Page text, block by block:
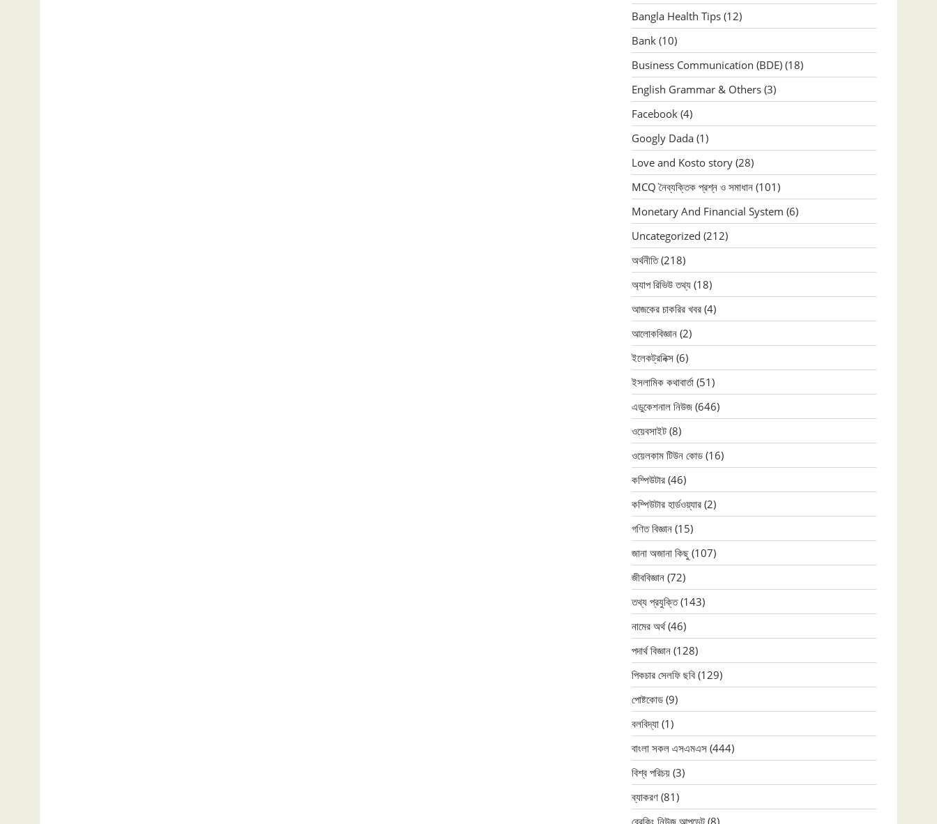
Bangla Health Tips (12)
Bank (10)
Business Communication (BDE) (18)
English Grammar & Others (3)
Facebook (4)
Googly Dada (1)
Love and Kosto story (28)
MCQ নৈব্যক্তিক প্রশ্ন ও সমাধান (101)
Monetary And Financial System (6)
Uncategorized (212)
অর্থনীতি(218)
অ্যাপ রিভিউ তথ্য (18)
আজকের চাকরির খবর (4)
আলোকবিজ্ঞান (2)
ইলেকট্রনিক্স (6)
ইসলামিক কথাবার্তা (51)
এডুকেশনাল নিউজ (646)
ওয়েবসাইট (8)
ওয়েলকাম টিউন কোড (16)
কম্পিউটার (46)
কম্পিউটার হার্ডওয়্যার (2)
গণিত বিজ্ঞান (15)
জানা অজানা কিছু (107)
জীববিজ্ঞান (72)
তথ্য প্রযুক্তি(143)
নামের অর্থ(46)
পদার্থ বিজ্ঞান (128)
পিকচার সেলফি ছবি (129)
পোষ্টকোড (9)
বলবিদ্যা (1)
বাংলা সকল এসএমএস (444)
বিশ্ব পরিচয় (3)
ব্যাকরণ (81)
ব্রেকিং নিউজ আপডেট (8)